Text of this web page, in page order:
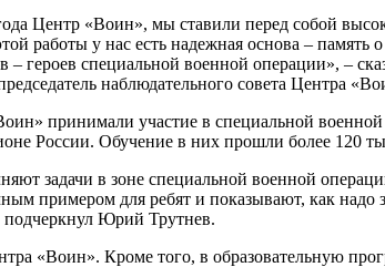
Центр «Воин», мы ставили перед собой
работы у нас есть надежная основа –
героев специальной военной операции», –
наблюдательного совета Центра
принимали участие в специальной
России. Обучение в них прошли более 120
задачи в зоне специальной военной
примером для ребят и показывают, как надо
подчеркнул Юрий Трутнев.
«Воин». Кроме того, в образовательную